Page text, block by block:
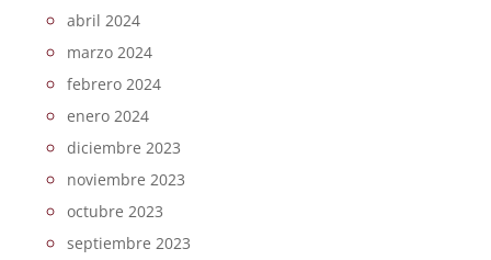
abril 2024
marzo 2024
febrero 2024
enero 2024
diciembre 2023
noviembre 2023
octubre 2023
septiembre 2023